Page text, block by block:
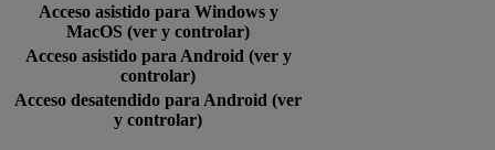
Acceso asistido para Windows y
MacOS (ver y controlar)
Acceso asistido para Android (ver y
controlar)
Acceso desatendido para Android (ver
y controlar)